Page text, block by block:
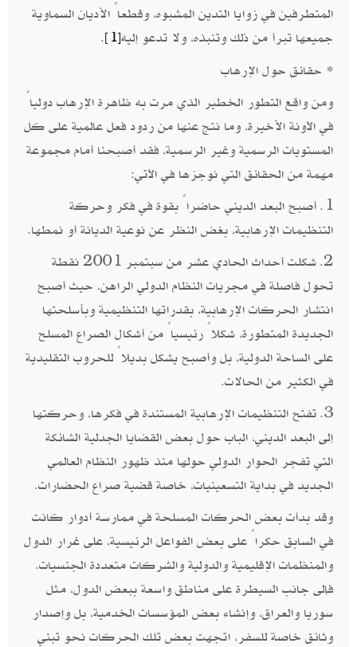
المتطرفين في زوايا التدين المشبوه، وقطعاً الأديان السماوية
جميعها تبرأ من ذلك وتنبذه، ولا تدعو إليه[1]
.
* حقائق حول الإرهاب
ومن واقع التطور الخطير الذي مرت به ظاهرة الإرهاب دولياً
في الآونة الأخيرة، وما نتج عنها من ردود فعل عالمية على كل
المستويات الرسمية وغير الرسمية، فقد أصبحنا أمام مجموعة
مهمة من الحقائق التي نوجزها في الآتي:
1. أصبح البعد الديني حاضراً بقوة في فكر وحركة
التنظيمات الإرهابية، بغض النظر عن نوعية الديانة أو نمطها.
2. شكلت أحداث الحادي عشر من سبتمبر 2001 نقطة
تحول فاصلة في مجريات النظام الدولي الراهن، حيث أصبح
انتشار الحركات الإرهابية، بقدراتها التنظيمية وبأسلحتها
الجديدة المتطورة، شكلاً رئيسياً من أشكال الصراع المسلح
على الساحة الدولية، بل وأصبح يشكل بديلاً للحروب التقليدية
في الكثير من الحالات.
3. تفتح التنظيمات الإرهابية المستندة في فكرها، وحركتها
إلى البعد الديني، الباب حول بعض القضايا الجدلية الشائكة
التي تفجر الحوار الدولي حولها منذ ظهور النظام العالمي
الجديد في بداية التسعينيات، خاصة قضية صراع الحضارات.
وقد بدأت بعض الحركات المسلحة في ممارسة أدوار كانت
في السابق حكراً على بعض الفواعل الرئيسية، على غرار الدول
والمنظمات الإقليمية والدولية والشركات متعددة الجنسيات.
فإلى جانب السيطرة على مناطق واسعة ببعض الدول، مثل
سوريا والعراق، وإنشاء بعض المؤسسات الخدمية، بل وإصدار
وثائق خاصة للسفر، اتجهت بعض تلك الحركات نحو تبني